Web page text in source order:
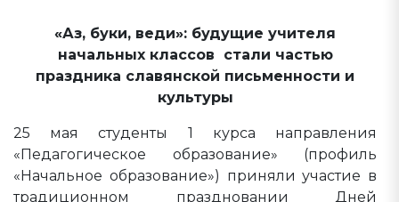
«Аз, буки, веди»: будущие учителя
начальных классов стали частью
праздника славянской письменности и
культуры
25 мая студенты 1 курса направления
«Педагогическое образование» (профиль
«Начальное образование») приняли участие в
традиционном праздновании Дней